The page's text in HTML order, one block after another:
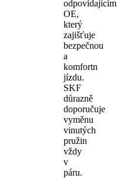
odpovídajícím
OE,
který
zajišťuje
bezpečnou
a
komfortn
jízdu.
SKF
důrazně
doporučuje
vyměnu
vinutých
pružin
vždy
v
páru.